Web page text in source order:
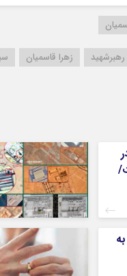
رهبرشهید زهرا قاسمیان